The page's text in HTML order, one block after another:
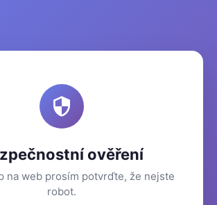
ověření
na web prosím potvrďte, že nejste
robot.